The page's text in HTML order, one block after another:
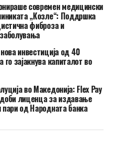
современ медицински
„Козле“: Поддршка
фиброза и
инвестиција од 40
го зајакнува капиталот во
во Македонија: Flex Pay
лиценца за издавање
пари од Народната банка